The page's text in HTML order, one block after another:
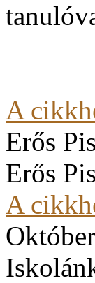
A
Erős
Erős
A